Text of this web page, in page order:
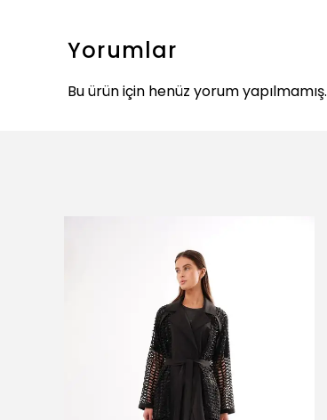
Yorumlar
Bu ürün için henüz yorum yapılmamış.